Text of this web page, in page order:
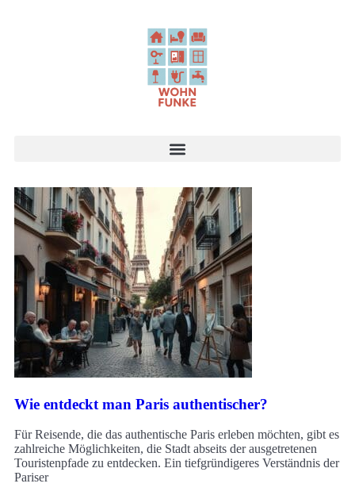
Wie entdeckt man Paris authentischer?
Für Reisende, die das authentische Paris erleben möchten, gibt es
zahlreiche Möglichkeiten, die Stadt abseits der ausgetretenen
Touristenpfade zu entdecken. Ein tiefgründigeres Verständnis der
Pariser